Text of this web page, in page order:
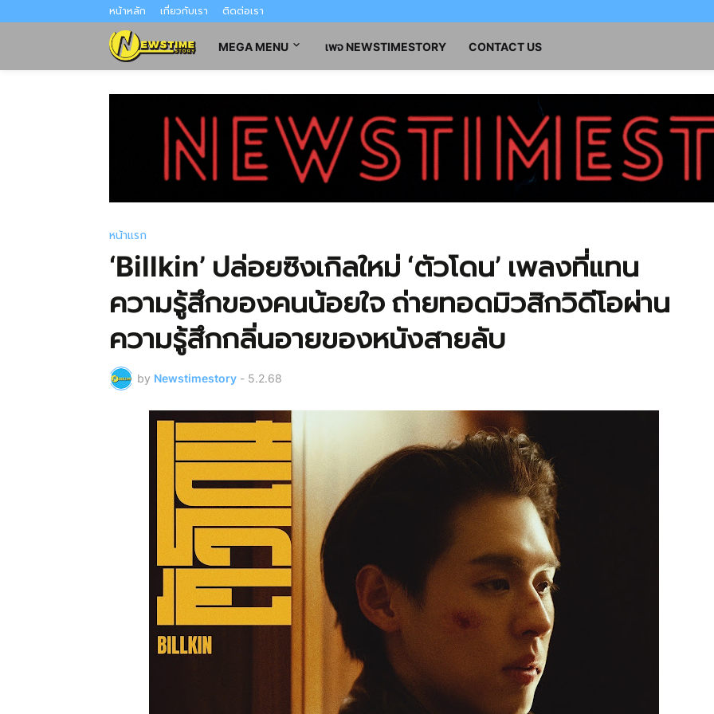
หน้าหลัก เกี่ยวกับเรา ติดต่อเรา
MEGA MENU เพจ NEWSTIMESTORY CONTACT US
หน้าแรก
‘Billkin’ ปล่อยซิงเกิลใหม่ ‘ตัวโดน’ เพลงที่แทน
ความรู้สึกของคนน้อยใจ ถ่ายทอดมิวสิกวิดีโอผ่าน
ความรู้สึกกลิ่นอายของหนังสายลับ
by Newstimestory - 5.2.68